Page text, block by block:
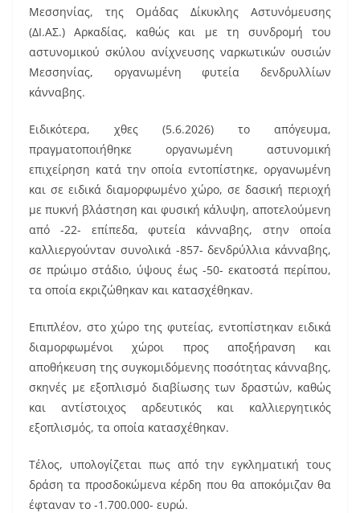
Μεσσηνίας, της Ομάδας Δίκυκλης Αστυνόμευσης
(ΔΙ.ΑΣ.) Αρκαδίας, καθώς και με τη συνδρομή του
αστυνομικού σκύλου ανίχνευσης ναρκωτικών ουσιών
Μεσσηνίας, οργανωμένη φυτεία δενδρυλλίων
κάνναβης.
Ειδικότερα, χθες (5.6.2026) το απόγευμα,
πραγματοποιήθηκε οργανωμένη αστυνομική
επιχείρηση κατά την οποία εντοπίστηκε, οργανωμένη
και σε ειδικά διαμορφωμένο χώρο, σε δασική περιοχή
με πυκνή βλάστηση και φυσική κάλυψη, αποτελούμενη
από -22- επίπεδα, φυτεία κάνναβης, στην οποία
καλλιεργούνταν συνολικά -857- δενδρύλλια κάνναβης,
σε πρώιμο στάδιο, ύψους έως -50- εκατοστά περίπου,
τα οποία εκριζώθηκαν και κατασχέθηκαν.
Επιπλέον, στο χώρο της φυτείας, εντοπίστηκαν ειδικά
διαμορφωμένοι χώροι προς αποξήρανση και
αποθήκευση της συγκομιδόμενης ποσότητας κάνναβης,
σκηνές με εξοπλισμό διαβίωσης των δραστών, καθώς
και αντίστοιχος αρδευτικός και καλλιεργητικός
εξοπλισμός, τα οποία κατασχέθηκαν.
Τέλος, υπολογίζεται πως από την εγκληματική τους
δράση τα προσδοκώμενα κέρδη που θα αποκόμιζαν θα
έφταναν το -1.700.000- ευρώ.